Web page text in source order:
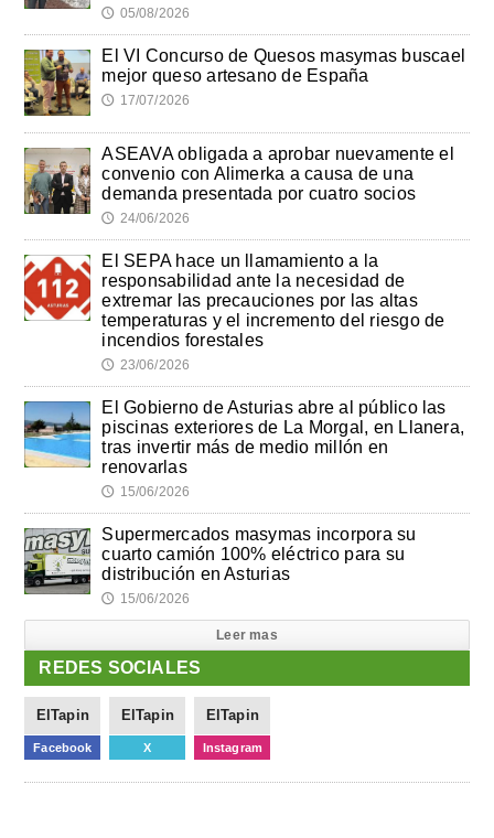
🕔 05/08/2026
El VI Concurso de Quesos masymas buscael
mejor queso artesano de España
🕔 17/07/2026
ASEAVA obligada a aprobar nuevamente el
convenio con Alimerka a causa de una
demanda presentada por cuatro socios
🕔 24/06/2026
El SEPA hace un llamamiento a la
responsabilidad ante la necesidad de
extremar las precauciones por las altas
temperaturas y el incremento del riesgo de
incendios forestales
🕔 23/06/2026
El Gobierno de Asturias abre al público las
piscinas exteriores de La Morgal, en Llanera,
tras invertir más de medio millón en
renovarlas
🕔 15/06/2026
Supermercados masymas incorpora su
cuarto camión 100% eléctrico para su
distribución en Asturias
🕔 15/06/2026
Leer mas
REDES SOCIALES
ElTapin
Facebook
ElTapin
X
ElTapin
Instagram